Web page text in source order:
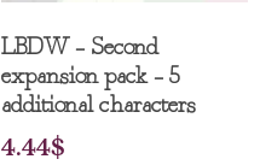
LBDW – Second
expansion pack – 5
additional characters
4.44$